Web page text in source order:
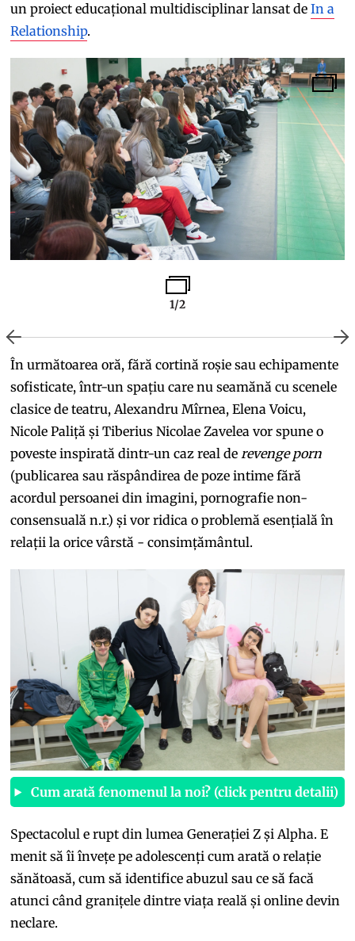
un proiect educațional multidisciplinar lansat deIn a
Relationship.
1/2
În următoarea oră, fără cortină roșie sau echipamente
sofisticate, într-un spațiu care nu seamănă cu scenele
clasice de teatru, Alexandru Mîrnea, Elena Voicu,
Nicole Paliță și Tiberius Nicolae Zavelea vor spune o
poveste inspirată dintr-un caz real de revenge porn
(publicarea sau răspândirea de poze intime fără
acordul persoanei din imagini, pornografie non-
consensuală n.r.) și vor ridica o problemă esențială în
relații la orice vârstă - consimțământul.
Cum arată fenomenul la noi? (click pentru detalii)
Spectacolul e rupt din lumea Generației Z și Alpha. E
menit să îi învețe pe adolescenți cum arată o relație
sănătoasă, cum să identifice abuzul sau ce să facă
atunci când granițele dintre viața reală și online devin
neclare.